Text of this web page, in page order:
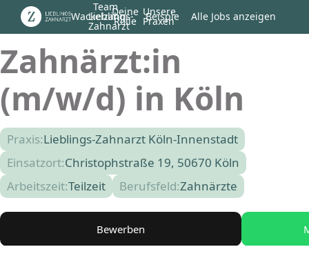
Wackelzahn
Team
Lieblings-
Zahnarzt
Deine
Rolle
Unsere
Praxen
Beispiel Alle Jobs anzeigen
Zahnärzt:in
(m/w/d) in Köln
Praxis:Lieblings-Zahnarzt Köln-Innenstadt
Einsatzort:Christophstraße 19, 50670 Köln
Arbeitszeit:Teilzeit Berufsfeld:Zahnärzte
Bewerben